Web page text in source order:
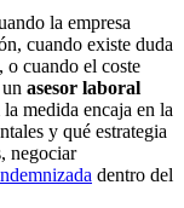
la empresa
cuando existe duda
o cuando el coste
asesor laboral
medida encaja en la
y qué estrategia
negociar
dentro del